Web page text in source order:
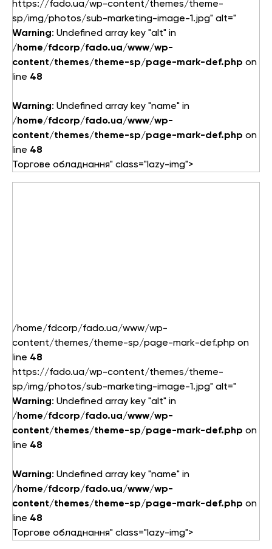
Елементи управління мікрокліматом
Теплові насоси
Котельне обладнання
Змішувачі для ванної
Змішувачі для кухні
Аксесуари для ванної і кухні
https://fado.ua/wp-content/themes/theme-
sp/img/photos/sub-marketing-image-1.jpg" alt="
Warning: Undefined array key "alt" in
/home/fdcorp/fado.ua/www/wp-
content/themes/theme-sp/page-mark-def.php on
line 48
Warning: Undefined array key "name" in
/home/fdcorp/fado.ua/www/wp-
content/themes/theme-sp/page-mark-def.php on
line 48
Торгове обладнання" class="lazy-img">
/home/fdcorp/fado.ua/www/wp-
content/themes/theme-sp/page-mark-def.php on
line 48
https://fado.ua/wp-content/themes/theme-
sp/img/photos/sub-marketing-image-1.jpg" alt="
Warning: Undefined array key "alt" in
/home/fdcorp/fado.ua/www/wp-
content/themes/theme-sp/page-mark-def.php on
line 48
Warning: Undefined array key "name" in
/home/fdcorp/fado.ua/www/wp-
content/themes/theme-sp/page-mark-def.php on
line 48
Торгове обладнання" class="lazy-img">